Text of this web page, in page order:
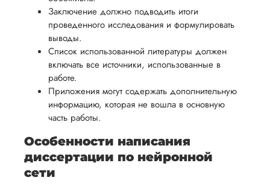
Заключение должно подводить итоги
проведенного исследования и формулировать
выводы.
Список использованной литературы должен
включать все источники, использованные в
работе.
Приложения могут содержать дополнительную
информацию, которая не вошла в основную
часть работы.
Особенности написания
диссертации по нейронной
сети